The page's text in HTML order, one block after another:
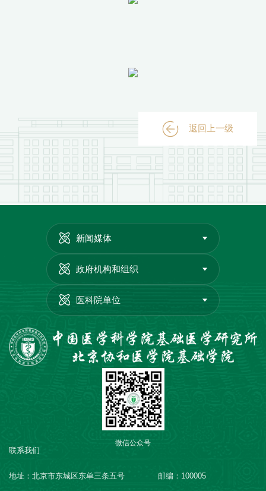
返回上一级
新闻媒体
政府机构和组织
医科院单位
联系我们
地址：北京市东城区东单三条五号 邮编：100005
微信公众号